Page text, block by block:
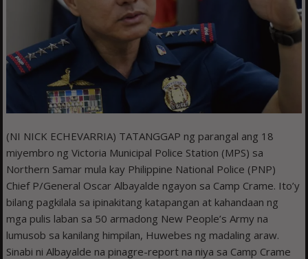
(NI NICK ECHEVARRIA) TATANGGAP ng parangal ang 18
miyembro ng Victoria Municipal Police Station (MPS) sa
Northern Samar mula kay Philippine National Police (PNP)
Chief P/General Oscar Albayalde ngayon sa Camp Crame. Ito’y
bilang pagkilala sa ipinakitang katapangan at kahandaan ng
mga pulis laban sa 50 armadong New People’s Army na
lumusob sa kanilang himpilan, Huwebes ng madaling araw.
Sinabi ni Albayalde na pinagre-report na niya sa Camp Crame